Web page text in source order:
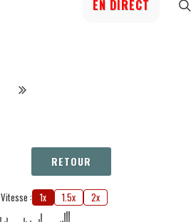
EN DIRECT
RETOUR
Vitesse : 1x 1.5x 2x